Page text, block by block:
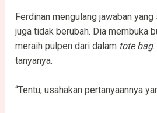
Ferdinan mengulang jawaban
juga tidak berubah. Dia membuka
meraih pulpen dari dalam tote bag
tanyanya.
“Tentu, usahakan pertanyaannya